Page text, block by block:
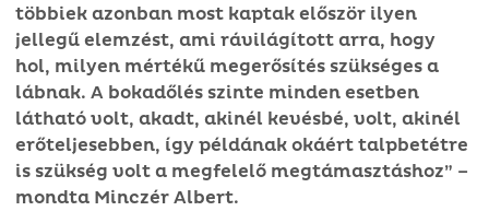
többiek azonban most kaptak először ilyen
jellegű elemzést, ami rávilágított arra, hogy
hol, milyen mértékű megerősítés szükséges a
lábnak. A bokadőlés szinte minden esetben
látható volt, akadt, akinél kevésbé, volt, akinél
erőteljesebben, így példának okáért talpbetétre
is szükség volt a megfelelő megtámasztáshoz” –
mondta Minczér Albert.